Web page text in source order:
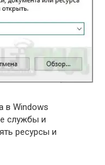
в Windows
службы и
ресурсы и